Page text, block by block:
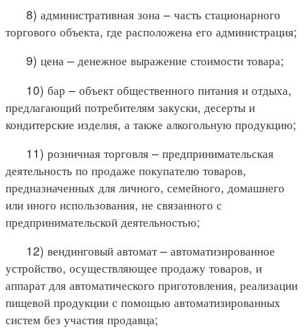
8) административная зона – часть стационарного
торгового объекта, где расположена его администрация;
9) цена – денежное выражение стоимости товара;
10) бар – объект общественного питания и отдыха,
предлагающий потребителям закуски, десерты и
кондитерские изделия, а также алкогольную продукцию;
11) розничная торговля – предпринимательская
деятельность по продаже покупателю товаров,
предназначенных для личного, семейного, домашнего
или иного использования, не связанного с
предпринимательской деятельностью;
12) вендинговый автомат – автоматизированное
устройство, осуществляющее продажу товаров, и
аппарат для автоматического приготовления, реализации
пищевой продукции с помощью автоматизированных
систем без участия продавца;